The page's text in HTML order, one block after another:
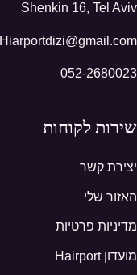
Shenkin 16, Tel Aviv
Hiarportdizi@gmail.com
052-2680023
שירות לקוחות
יצירת קשר
האזור שלי
מדיניות פרטיות
מועדון Hairport